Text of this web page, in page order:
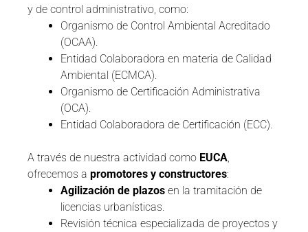
y de control administrativo, como:
Organismo de Control Ambiental Acreditado
(OCAA).
Entidad Colaboradora en materia de Calidad
Ambiental (ECMCA).
Organismo de Certificación Administrativa
(OCA).
Entidad Colaboradora de Certificación (ECC).
A través de nuestra actividad como EUCA
ofrecemos a promotores y constructores:
Agilización de plazos en la tramitación de
licencias urbanísticas.
Revisión técnica especializada de proyectos y